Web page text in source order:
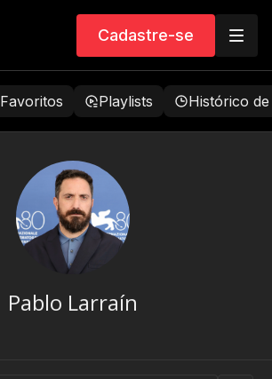
Cadastre-se
Favoritos Playlists Histórico
Pablo Larraín